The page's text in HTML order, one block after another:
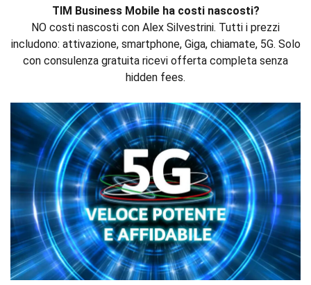
TIM Business Mobile ha costi nascosti?
NO costi nascosti con Alex Silvestrini. Tutti i prezzi
includono: attivazione, smartphone, Giga, chiamate, 5G. Solo
con consulenza gratuita ricevi offerta completa senza
hidden fees.